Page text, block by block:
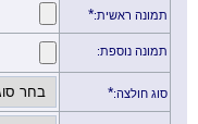
תמונה ראשית:*
תמונה נוספת:
סוג חולצה:*